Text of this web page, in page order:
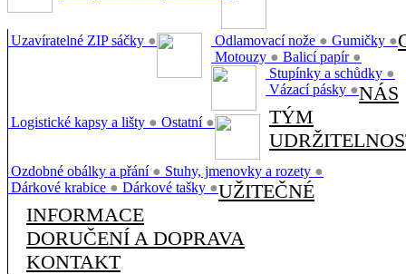
Uzavíratelné ZIP sáčky ● Odlamovací nože ● Gumičky ●
Motouzy ● Balicí papír ●
Stupínky a schůdky ●
Vázací pásky ●
Logistické kapsy a lišty ● Ostatní ●
Ozdobné obálky a přání ● Stuhy, jmenovky a rozety ●
Dárkové krabice ● Dárkové tašky ●
NÁS
TÝM
UŽITEČNÉ
INFORMACE
DORUČENÍ A DOPRAVA
KONTAKT